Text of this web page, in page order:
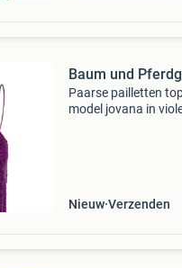
Baum und
Paarse pailletten
model jovana in
Nieuw Verzenden